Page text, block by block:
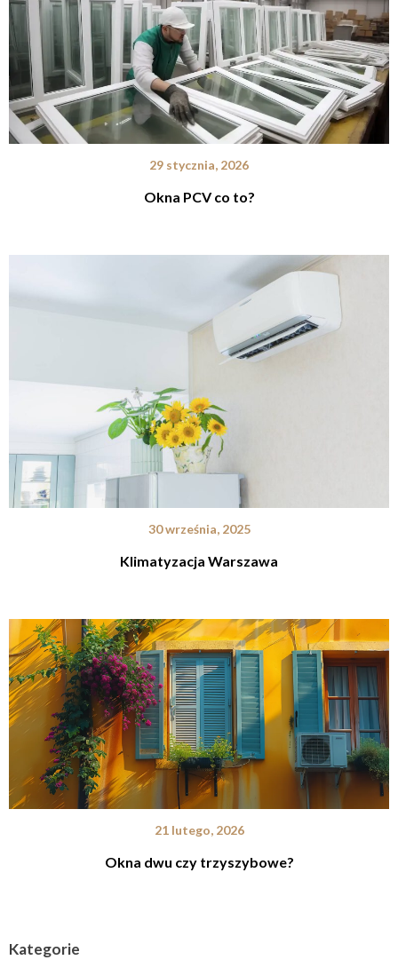
29 stycznia, 2026
Okna PCV co to?
30 września, 2025
Klimatyzacja Warszawa
21 lutego, 2026
Okna dwu czy trzyszybowe?
Kategorie